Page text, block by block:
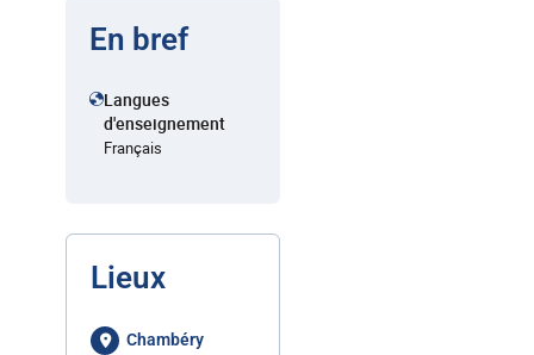
En bref
Langues
d'enseignement
Français
Lieux
Chambéry